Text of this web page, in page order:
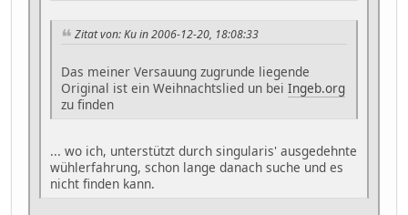
Zitat von: Ku in 2006-12-20, 18:08:33
Das meiner Versauung zugrunde liegende
Original ist ein Weihnachtslied un bei Ingeb.org
zu finden
... wo ich, unterstützt durch singularis' ausgedehnte
wühlerfahrung, schon lange danach suche und es
nicht finden kann.